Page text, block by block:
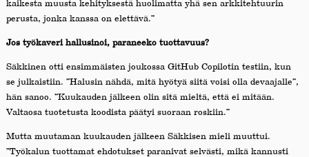
kaikesta muusta kehityksestä huolimatta yhä sen arkkitehtuurin
perusta, jonka kanssa on elettävä.”
Jos työkaveri hallusinoi, paraneeko tuottavuus?
Säkkinen otti ensimmäisten joukossa GitHub Copilotin testiin, kun
se julkaistiin. ”Halusin nähdä, mitä hyötyä siitä voisi olla devaajalle”,
hän sanoo. ”Kuukauden jälkeen olin sitä mieltä, että ei mitään.
Valtaosa tuotetusta koodista päätyi suoraan roskiin.”
Mutta muutaman kuukauden jälkeen Säkkisen mieli muuttui.
”Työkalun tuottamat ehdotukset paranivat selvästi, mikä kannusti